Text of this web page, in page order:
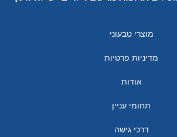
מוצרי טבעוני
מדיניות פרטיות
אודות
תחומי עניין
דרכי גישה